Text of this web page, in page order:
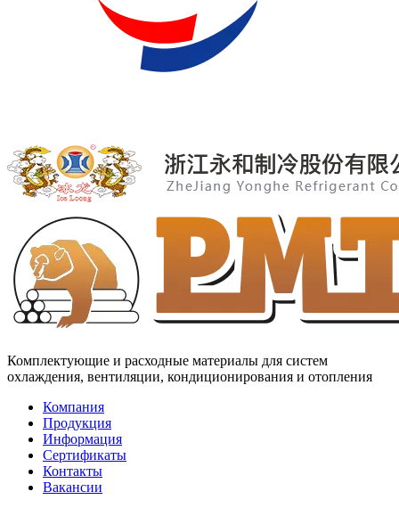
Комплектующие и расходные материалы для систем
охлаждения, вентиляции, кондиционирования и отопления
Компания
Продукция
Информация
Сертификаты
Контакты
Вакансии